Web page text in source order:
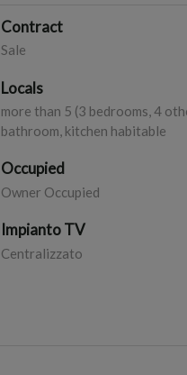
Contract
Sale
Locals
more than 5 (3 bedrooms, 4
bathroom, kitchen habitable
Occupied
Owner Occupied
Impianto TV
Centralizzato